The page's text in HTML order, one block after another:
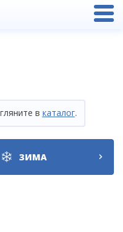
в каталог.
ЗИМА